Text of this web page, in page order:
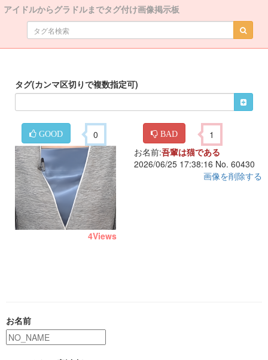
アイドルからグラドルまでタグ付け画像掲示板
タグ(カンマ区切りで複数指定可)
GOOD 0 BAD 1
4Views
お名前:吾輩は猫である
2026/06/25 17:38:16 No. 60430
画像を削除する
お名前